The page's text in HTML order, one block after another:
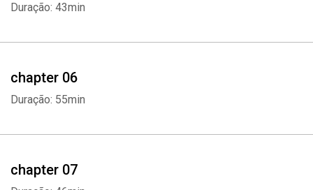
Duração: 43min
chapter 06
Duração: 55min
chapter 07